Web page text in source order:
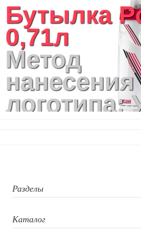
Бутылка
0,71л
Метод
нанесения
логотипа:
Разделы
Каталог